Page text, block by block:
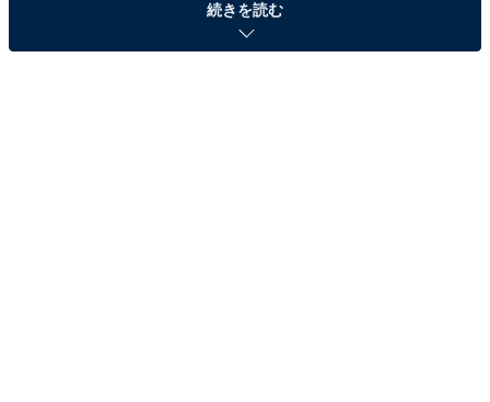
続きを読む